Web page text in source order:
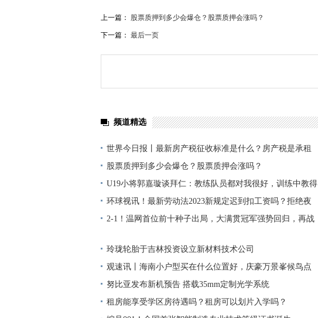
上一篇： 股票质押到多少会爆仓？股票质押会涨吗？
下一篇： 最后一页
频道精选
世界今日报丨最新房产税征收标准是什么？房产税是承租
人交还是出租人交？
股票质押到多少会爆仓？股票质押会涨吗？
U19小将郭嘉璇谈拜仁：教练队员都对我很好，训练中教得
非常仔细 新动态
环球视讯！最新劳动法2023新规定迟到扣工资吗？拒绝夜
班会被辞退吗？
2-1！温网首位前十种子出局，大满贯冠军强势回归，再战
玲珑轮胎于吉林投资设立新材料技术公司
观速讯丨海南小户型买在什么位置好，庆豪万景峯候鸟点
评
努比亚发布新机预告 搭载35mm定制光学系统
租房能享受学区房待遇吗？租房可以划片入学吗？